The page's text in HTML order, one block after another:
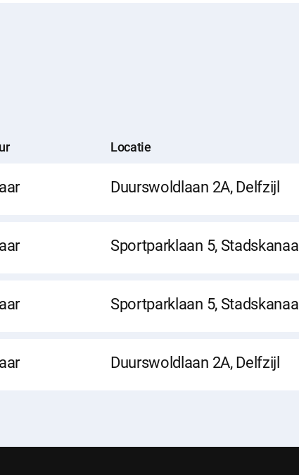
Locatie
Duurswoldlaan 2A, Delfzijl
Sportparklaan 5, Stadskanaal
Sportparklaan 5, Stadskanaal
Duurswoldlaan 2A, Delfzijl